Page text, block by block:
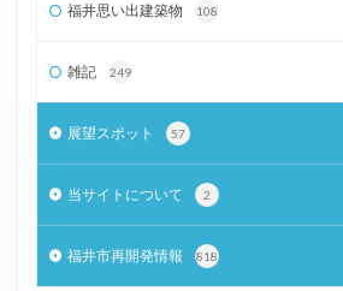
福井思い出建築物 108
雑記 249
展望スポット 57
当サイトについて 2
福井市再開発情報 818